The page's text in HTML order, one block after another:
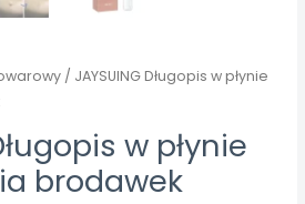
/ JAYSUING Długopis w płynie
w płynie
brodawek